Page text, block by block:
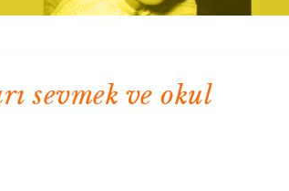
sevmek ve okul